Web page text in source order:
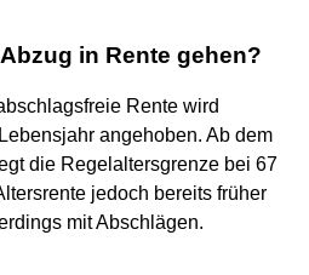
in Rente gehen?
Rente wird
angehoben. Ab dem
die Regelaltersgrenze bei 67
jedoch bereits früher
mit Abschlägen.